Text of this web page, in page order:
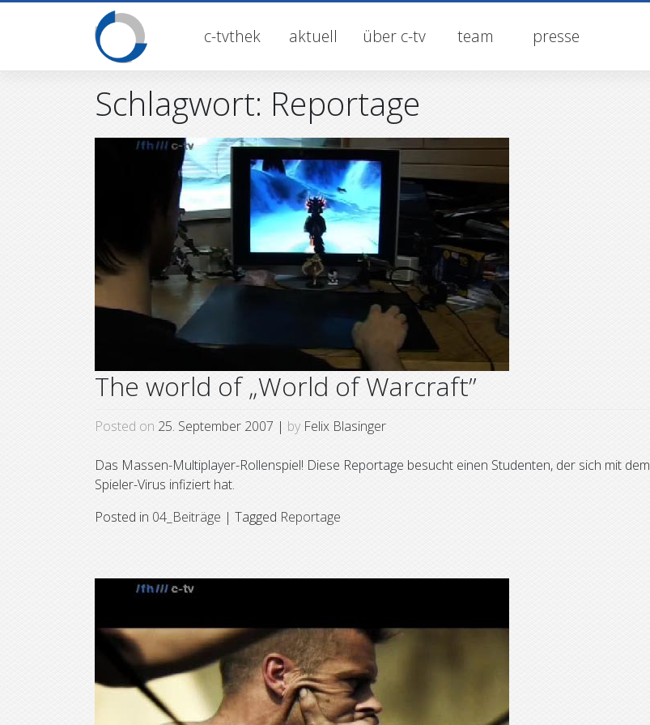
c-tvthek aktuell über c-tv team presse
Schlagwort: Reportage
The world of „World of Warcraft”
Posted on 25. September 2007 | by Felix Blasinger
Das Massen-Multiplayer-Rollenspiel! Diese Reportage besucht einen Studenten, der sich mit dem
Spieler-Virus infiziert hat.
Posted in 04_Beiträge | Tagged Reportage